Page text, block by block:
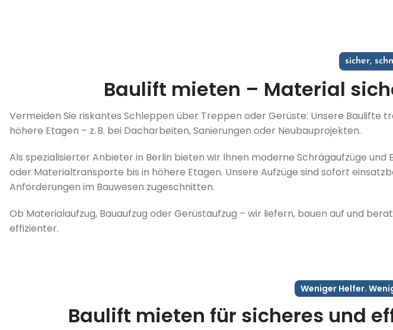
sicher,
Baulift mieten – Material
Vermeiden Sie riskantes Schleppen über Treppen oder Gerüste: Unsere
höhere Etagen – z. B. bei Dacharbeiten, Sanierungen oder Neubauprojekten.
Als spezialisierter Anbieter in Berlin bieten wir Ihnen moderne Schrägaufzüge
oder Materialtransporte bis in höhere Etagen. Unsere Aufzüge sind sofort
Anforderungen im Bauwesen zugeschnitten.
Ob Materialaufzug, Bauaufzug oder Gerüstaufzug – wir liefern, bauen auf und
effizienter.
Weniger Helfer.
Baulift mieten für sicheres und